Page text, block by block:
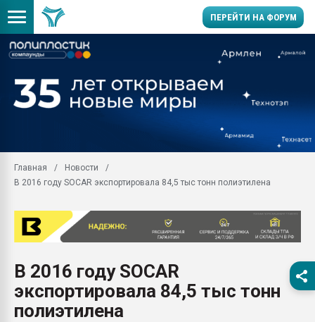
ПЕРЕЙТИ НА ФОРУМ
производство SPC
заводу пластмасс"
Подмосковье, Москва
28.07.2026
28.07.2026
Главная
Новости
В 2016 году SOCAR экспортировала 84,5 тыс тонн полиэтилена
В 2016 году SOCAR
экспортировала 84,5 тыс тонн
полиэтилена